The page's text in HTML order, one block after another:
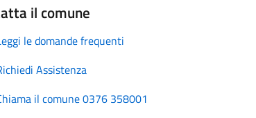
il comune
le domande frequenti
Assistenza
il comune 0376 358001